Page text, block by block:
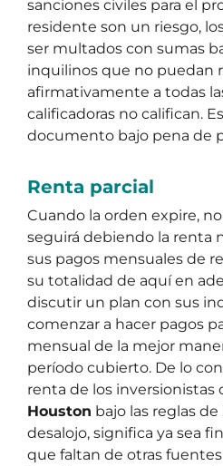
sanciones civiles para el
residente son un riesgo,
ser multados con sumas
inquilinos que no puedan
afirmativamente a todas
calificadoras no califican.
documento bajo pena de
Renta parcial
Cuando la orden expire,
seguirá debiendo la renta
sus pagos mensuales de
su totalidad de aquí en
discutir un plan con sus
comenzar a hacer pagos
mensual de la mejor
período cubierto. De lo
renta de los inversionistas
Houston bajo las reglas
desalojo, significa ya sea
que faltan de otras fuentes